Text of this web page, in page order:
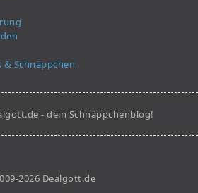
& Schnäppchen
- dein Schnäppchenblog!
2026 Dealgott.de